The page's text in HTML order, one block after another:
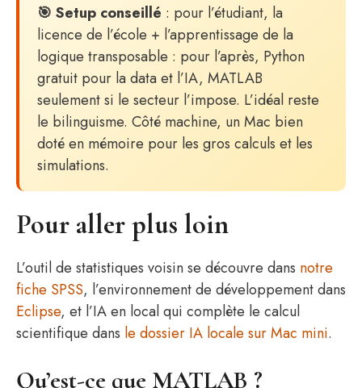
🎯 Setup conseillé : pour l’étudiant, la
licence de l’école + l’apprentissage de la
logique transposable : pour l’après, Python
gratuit pour la data et l’IA, MATLAB
seulement si le secteur l’impose. L’idéal reste
le bilinguisme. Côté machine, un Mac bien
doté en mémoire pour les gros calculs et les
simulations.
Pour aller plus loin
L’outil de statistiques voisin se découvre dans notre
fiche SPSS, l’environnement de développement dans
Eclipse, et l’IA en local qui complète le calcul
scientifique dans le dossier IA locale sur Mac mini.
Qu’est-ce que MATLAB ?